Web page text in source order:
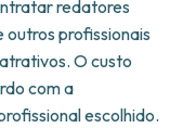
redatores
outros profissionais
O custo
com a
escolhido.